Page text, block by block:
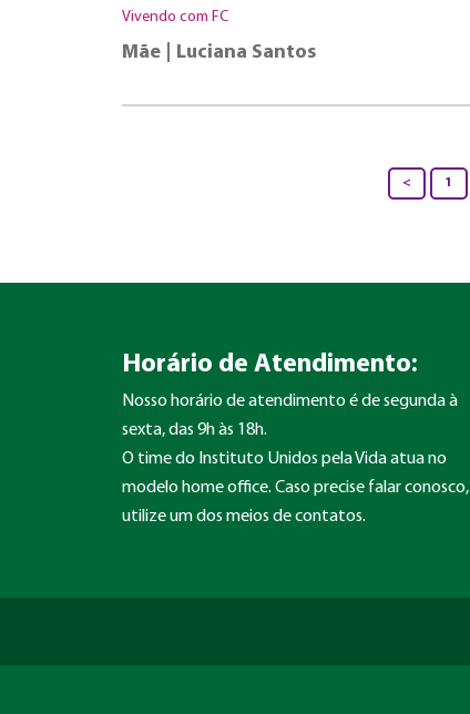
Vivendo com FC
Mãe | Luciana Santos
< 1
Horário de Atendimento:
Nosso horário de atendimento é de segunda à
sexta, das 9h às 18h.
O time do Instituto Unidos pela Vida atua no
modelo home office. Caso precise falar conosco,
utilize um dos meios de contatos.